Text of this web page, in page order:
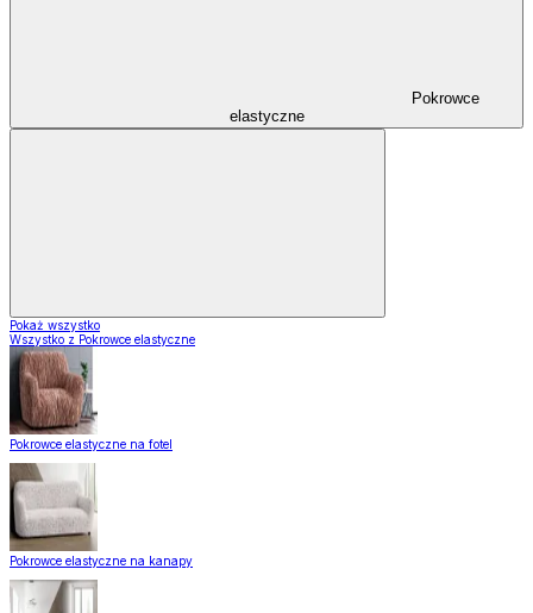
Pokrowce
elastyczne
Pokaż wszystko
Wszystko z Pokrowce elastyczne
Pokrowce elastyczne na fotel
Pokrowce elastyczne na kanapy